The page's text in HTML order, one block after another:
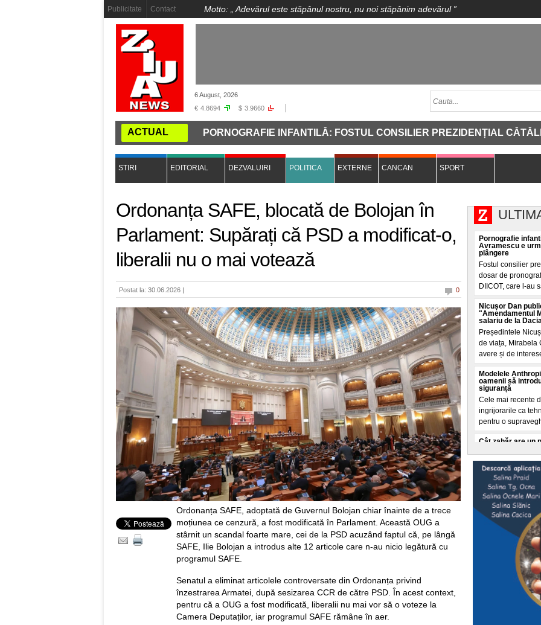
Publicitate Contact Motto: „ Adevărul este stăpânul nostru, nu noi stăpânim adevărul”
6 August, 2026
€ 4.8694 $ 3.9660
ACTUAL
MUTĂ CAPITALA LA NIBIRU PORNOGRAFIE INFANTILĂ: FOSTUL CONSILIER PREZIDENȚIAL CĂTĂLIN
STIRI EDITORIAL DEZVALUIRI POLITICA EXTERNE CANCAN SPORT
Ordonanța SAFE, blocată de Bolojan în
Parlament: Supărați că PSD a modificat-o,
liberalii nu o mai votează
Postat la: 30.06.2026 | 0
Ordonanța SAFE, adoptată de Guvernul Bolojan chiar înainte de a trece
moțiunea ce cenzură, a fost modificată în Parlament. Această OUG a
stârnit un scandal foarte mare, cei de la PSD acuzând faptul că, pe lângă
SAFE, Ilie Bolojan a introdus alte 12 articole care n-au nicio legătură cu
programul SAFE.
Senatul a eliminat articolele controversate din Ordonanța privind
înzestrarea Armatei, după sesizarea CCR de către PSD. În acest context,
pentru că a OUG a fost modificată, liberalii nu mai vor să o voteze la
Camera Deputaților, iar programul SAFE rămâne în aer.
Pornografie
Avramescu e
plângere
Fostul consilier
dosar de
DIICOT, care l-au
Nicușor Dan
"Amendamentul
salariu de la
Președintele
de viața, Mirabela
avere și de
Modelele
oamenii să
siguranță
Cele mai recente
ingrijorarile ca
pentru o
Cât zahăr are un
Calculele sunt
galben, de 3 kg
grame zahar.
Intrebarea
apa Dunării?
Conform datelor
centrelor de date
Serbia - deci din
Un porumbel a
în Franța. Peste
„Este extrem de
Un porumbel
incendiu de
francez